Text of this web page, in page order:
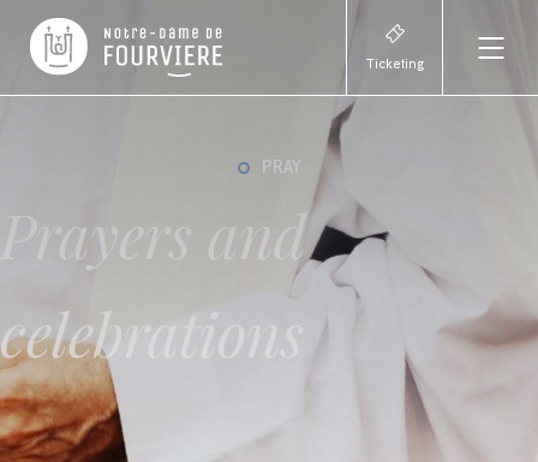
Ticketing
PRAY
Prayers and
celebrations